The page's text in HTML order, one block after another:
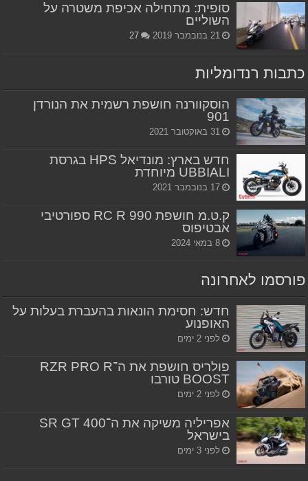
סופית: מתחילה אכיפת משטרה על
השוליים
21 בנובמבר 2019 27
כתבות רנדומליות
הוסקוורנה חושפת רשמית את הנורדן
901
31 באוקטובר 2021
חדש בארץ: מונדיאל HPS בגרסת
UBBIALI מיוחדת
17 בנובמבר 2021
ק.ט.מ חושפת 990 RC R ספורטיבי
אבטיפוס
8 במאי 2024
פורסמו לאחרונה
חדש: חסימת הונאות בהעברת בעלות על
האופנוע
לפני 2 ימים
פולריס חושפת את ה־RZR PRO R
BOOST טורבו
לפני 2 ימים
אפריליה משיקה את ה־SR GT 400
בישראל
לפני 3 ימים